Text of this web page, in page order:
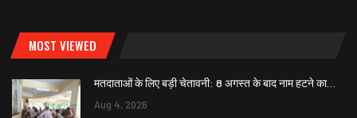
MOST VIEWED
मतदाताओं के लिए बड़ी चेतावनी: 8 अगस्त के बाद नाम हटने का…
Aug 4, 2026